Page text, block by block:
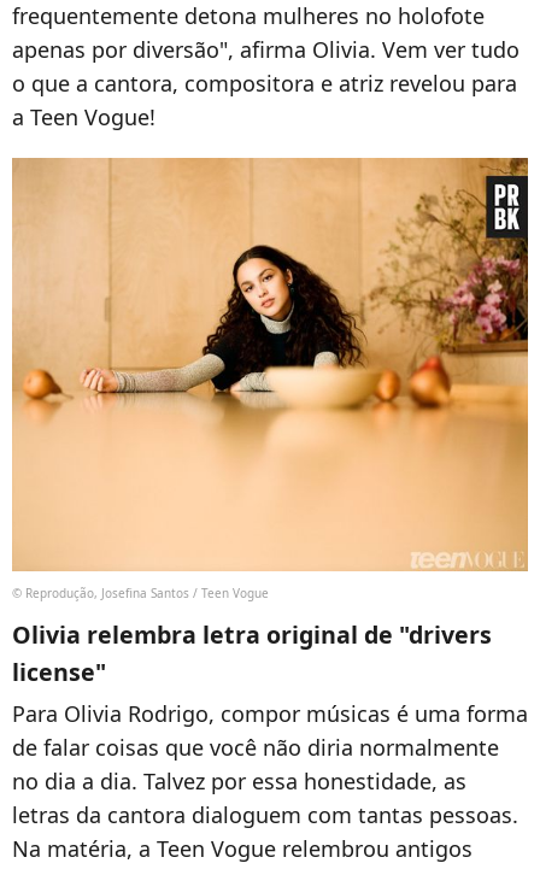
frequentemente detona mulheres no holofote
apenas por diversão", afirma Olivia. Vem ver tudo
o que a cantora, compositora e atriz revelou para
a Teen Vogue!
© Reprodução, Josefina Santos / Teen Vogue
Olivia relembra letra original de "drivers
license"
Para Olivia Rodrigo, compor músicas é uma forma
de falar coisas que você não diria normalmente
no dia a dia. Talvez por essa honestidade, as
letras da cantora dialoguem com tantas pessoas.
Na matéria, a Teen Vogue relembrou antigos